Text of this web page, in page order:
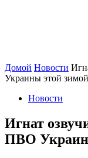
Домой Новости
Украины этой
Новости
Игнат
ПВО